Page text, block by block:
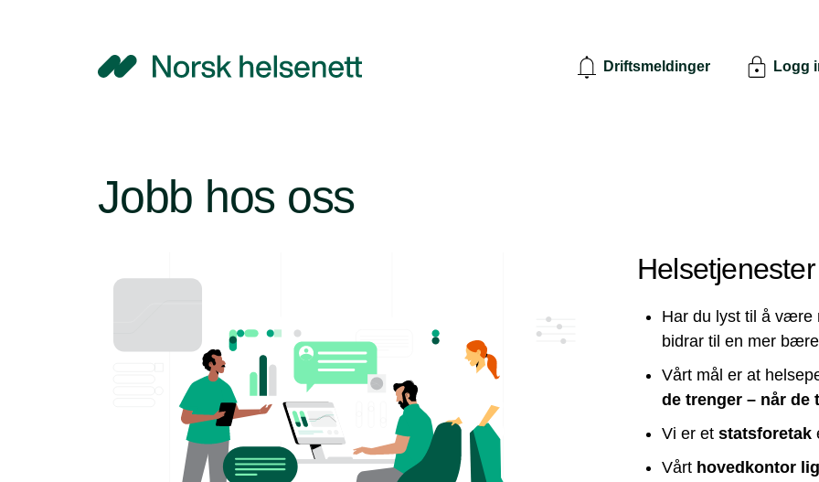
NHN Driftsmeldinger Logg
Jobb hos oss
Har du lyst til å være
bidrar til en mer
Vårt mål er at
de trenger – når de
Vi er et statsforetak
Vårt hovedkontor